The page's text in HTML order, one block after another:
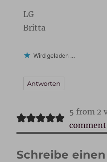
LG
Britta
Wird geladen …
Antworten
5 from 2
comment
Schreibe